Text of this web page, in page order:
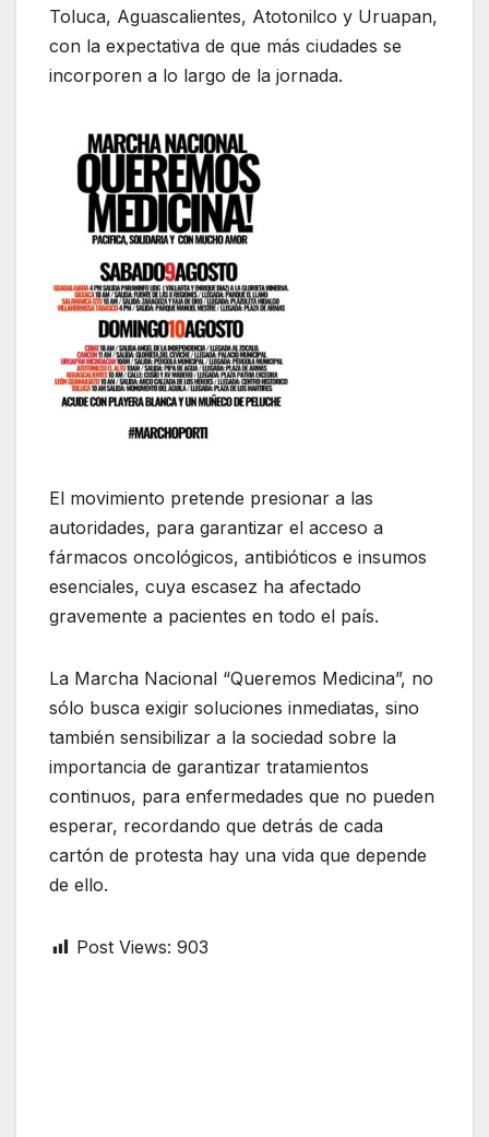
Toluca, Aguascalientes, Atotonilco y Uruapan,
con la expectativa de que más ciudades se
incorporen a lo largo de la jornada.
El movimiento pretende presionar a las
autoridades, para garantizar el acceso a
fármacos oncológicos, antibióticos e insumos
esenciales, cuya escasez ha afectado
gravemente a pacientes en todo el país.
La Marcha Nacional “Queremos Medicina”, no
sólo busca exigir soluciones inmediatas, sino
también sensibilizar a la sociedad sobre la
importancia de garantizar tratamientos
continuos, para enfermedades que no pueden
esperar, recordando que detrás de cada
cartón de protesta hay una vida que depende
de ello.
Post Views: 903